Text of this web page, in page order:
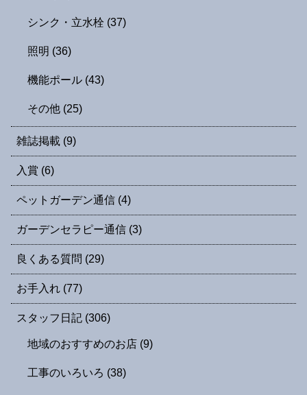
シンク・立水栓 (37)
照明 (36)
機能ポール (43)
その他 (25)
雑誌掲載 (9)
入賞 (6)
ペットガーデン通信 (4)
ガーデンセラピー通信 (3)
良くある質問 (29)
お手入れ (77)
スタッフ日記 (306)
地域のおすすめのお店 (9)
工事のいろいろ (38)